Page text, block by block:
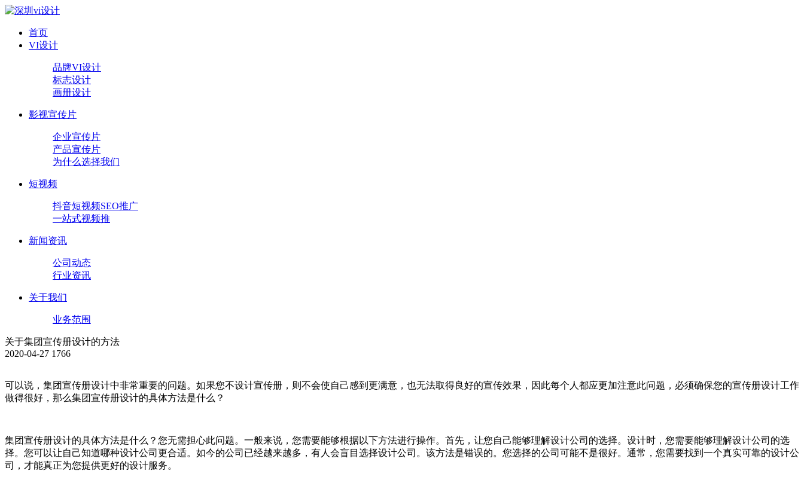
首页
VI设计
品牌VI设计
标志设计
画册设计
影视宣传片
企业宣传片
产品宣传片
为什么选择我们
短视频
抖音短视频SEO推广
一站式视频推
新闻资讯
公司动态
行业资讯
关于我们
业务范围
关于集团宣传册设计的方法
2020-04-27 1766
可以说，集团宣传册设计中非常重要的问题。如果您不设计宣传册，则不会使自己感到更满意，也无法取得良好的宣传效果，因此每个人都应更加注意此问题，必须确保您的宣传册设计工作
做得很好，那么集团宣传册设计的具体方法是什么？
集团宣传册设计的具体方法是什么？您无需担心此问题。一般来说，您需要能够根据以下方法进行操作。首先，让您自己能够理解设计公司的选择。设计时，您需要能够理解设计公司的选
择。您可以让自己知道哪种设计公司更合适。如今的公司已经越来越多，有人会盲目选择设计公司。该方法是错误的。您选择的公司可能不是很好。通常，您需要找到一个真实可靠的设计公
司，才能真正为您提供更好的设计服务。